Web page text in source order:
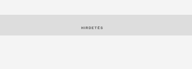
HIRDETÉS